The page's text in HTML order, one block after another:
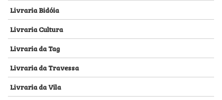
Livraria Bidóia
Livraria Cultura
Livraria da Tag
Livraria da Travessa
Livraria da Vila